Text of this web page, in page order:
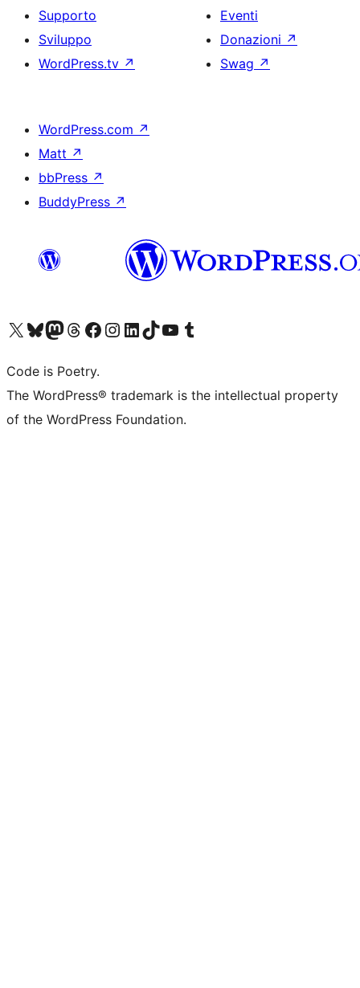
Supporto
Sviluppo
WordPress.tv ↗
Eventi
Donazioni ↗
Swag ↗
WordPress.com ↗
Matt ↗
bbPress ↗
BuddyPress ↗
Visita il nostro account X (ex Twitter)
Visita il nostro account Bluesky
Visita il nostro account Mastodon
Visita il nostro account Threads
Visita la nostra pagina Facebook
Visita il nostro account Instagram
Visita il nostro account LinkedIn
Visita il nostro account TikTok
Visita il nostro canale YouTube
Visita il nostro account Tumblr
Code is Poetry.
The WordPress® trademark is the intellectual property
of the WordPress Foundation.